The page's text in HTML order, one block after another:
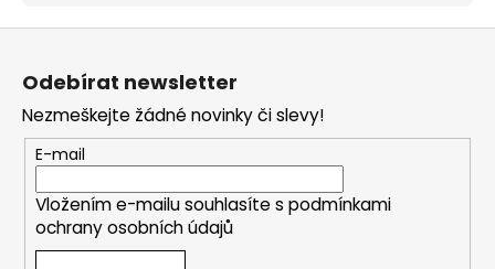
Z
Odebírat newsletter
Nezmeškejte žádné novinky či slevy!
E-mail
Vložením e-mailu souhlasíte s podmínkami
ochrany osobních údajů